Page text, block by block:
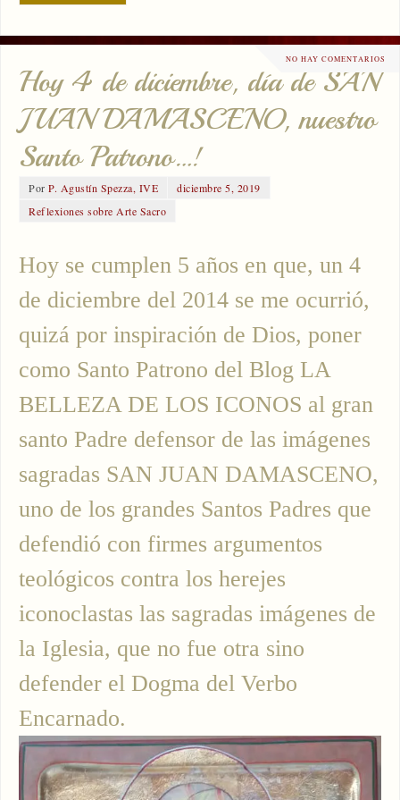
NO HAY COMENTARIOS
Hoy 4 de diciembre, día de SAN
JUAN DAMASCENO, nuestro
Santo Patrono…!
PorP. Agustín Spezza, IVE
diciembre 5, 2019
Reflexiones sobre Arte Sacro
Hoy se cumplen 5 años en que, un 4
de diciembre del 2014 se me ocurrió,
quizá por inspiración de Dios, poner
como Santo Patrono del Blog LA
BELLEZA DE LOS ICONOS al gran
santo Padre defensor de las imágenes
sagradas SAN JUAN DAMASCENO,
uno de los grandes Santos Padres que
defendió con firmes argumentos
teológicos contra los herejes
iconoclastas las sagradas imágenes de
la Iglesia, que no fue otra sino
defender el Dogma del Verbo
Encarnado.